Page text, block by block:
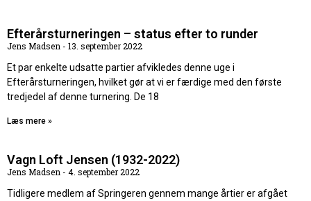
Efterårsturneringen – status efter to runder
Jens Madsen
13. september 2022
Et par enkelte udsatte partier afvikledes denne uge i
Efterårsturneringen, hvilket gør at vi er færdige med den første
tredjedel af denne turnering. De 18
Læs mere »
Vagn Loft Jensen (1932-2022)
Jens Madsen
4. september 2022
Tidligere medlem af Springeren gennem mange årtier er afgået